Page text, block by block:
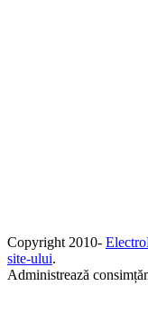
Copyright 2010-
site-ului.
Administrează